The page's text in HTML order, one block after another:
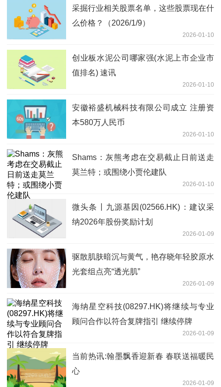
采掘行业相关股票名单，这些股票现在什
么价格？（2026/1/9）
2026-01-10
创业板水泥公司哪家强(水泥上市企业市
值排名) 速讯
2026-01-10
安徽裕盛机械科技有限公司成立 注册资
本580万人民币
2026-01-10
Shams：灰熊考虑在交易截止日前送走
莫兰特；或围绕小贾伦建队
2026-01-10
微头条丨九源基因(02566.HK)：建议采
纳2026年股份奖励计划
2026-01-09
驱散肌肤暗沉与黄气，艳存晓年轻胶原水
光套组点亮“透光肌”
2026-01-09
海纳星空科技(08297.HK)将继续与专业
顾问合作以符合复牌指引 继续停牌
2026-01-09
当前热讯:翰墨飘香迎新春 春联送福暖民
心
2026-01-09